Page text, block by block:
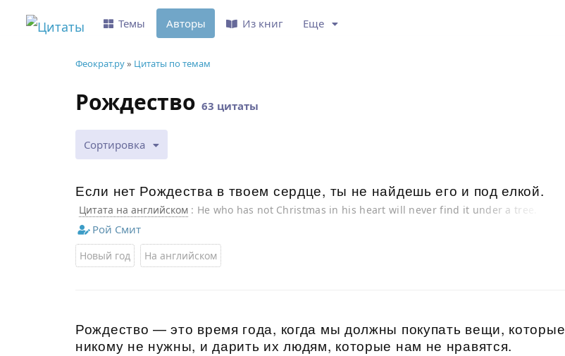
Феократ.ру» Цитаты по темам
Рождество 63 цитаты
Сортировка
Если нет Рождества в твоем сердце, ты не найдешь его и под елкой.
Цитата на английском : He who has not Christmas in his heart will never find it under a tree.
Рой Смит
Новый год На английском
Рождество — это время года, когда мы должны покупать вещи, которые
никому не нужны, и дарить их людям, которые нам не нравятся.
Темы Авторы Из книг Еще